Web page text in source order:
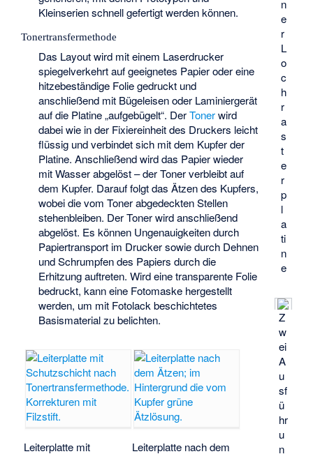
n
e
r
L
o
c
h
r
a
s
t
e
r
p
l
a
ti
n
e
Z
w
ei
A
u
sf
ü
hr
u
n
Kleinserien schnell gefertigt werden können.
Tonertransfermethode
Das Layout wird mit einem Laserdrucker
spiegelverkehrt auf geeignetes Papier oder eine
hitzebeständige Folie gedruckt und
anschließend mit Bügeleisen oder Laminiergerät
auf die Platine „aufgebügelt“. DerTonerwird
dabei wie in der Fixiereinheitdes Druckers leicht
flüssig und verbindet sich mit dem Kupfer der
Platine. Anschließend wird das Papier wieder
mit Wasser abgelöst – der Toner verbleibt auf
dem Kupfer. Darauf folgt das Ätzen des Kupfers,
wobei die vom Toner abgedeckten Stellen
stehenbleiben. Der Toner wird anschließend
abgelöst. Es können Ungenauigkeiten durch
Papiertransport im Drucker sowie durch Dehnen
und Schrumpfen des Papiers durch die
Erhitzung auftreten. Wird eine transparente Folie
bedruckt, kann eine Fotomaske hergestellt
werden, um mit Fotolack beschichtetes
Basismaterial zu belichten.
Leiterplatte mit
Leiterplatte nach dem